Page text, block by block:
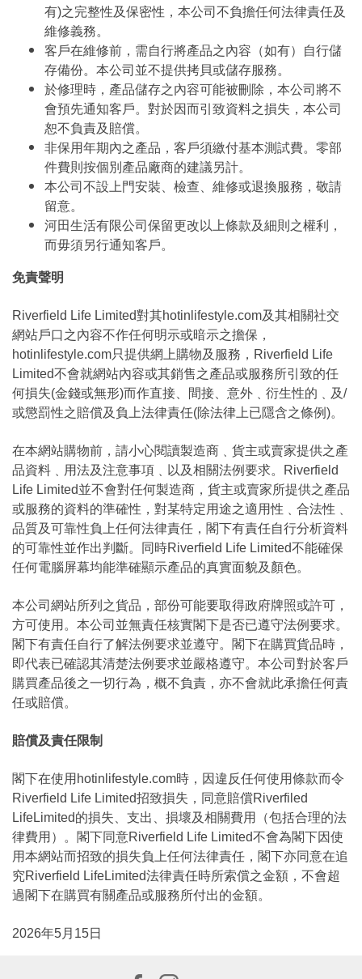
有)之完整性及保密性，本公司不負擔任何法律責任及
維修義務。
客戶在維修前，需自行將產品之內容（如有）自行儲
存備份。本公司並不提供拷貝或儲存服務。
於修理時，產品儲存之內容可能被刪除，本公司將不
會預先通知客戶。對於因而引致資料之損失，本公司
恕不負責及賠償。
非保用年期內之產品，客戶須繳付基本測試費。零部
件費則按個別產品廠商的建議另計。
本公司不設上門安裝、檢查、維修或退換服務，敬請
留意。
河田生活有限公司保留更改以上條款及細則之權利，
而毋須另行通知客戶。
免責聲明
Riverfield Life Limited對其hotinlifestyle.com及其相關社交
網站戶口之內容不作任何明示或暗示之擔保，
hotinlifestyle.com只提供網上購物及服務，Riverfield Life
Limited不會就網站內容或其銷售之產品或服務所引致的任
何損失(金錢或無形)而作直接、間接、意外﹑衍生性的﹑及/
或懲罰性之賠償及負上法律責任(除法律上已隱含之條例)。
在本網站購物前，請小心閱讀製造商﹑貨主或賣家提供之產
品資料﹑用法及注意事項﹑以及相關法例要求。Riverfield
Life Limited並不會對任何製造商，貨主或賣家所提供之產品
或服務的資料的準確性，對某特定用途之適用性﹑合法性﹑
品質及可靠性負上任何法律責任，閣下有責任自行分析資料
的可靠性並作出判斷。同時Riverfield Life Limited不能確保
任何電腦屏幕均能準確顯示產品的真實面貌及顏色。
本公司網站所列之貨品，部份可能要取得政府牌照或許可，
方可使用。本公司並無責任核實閣下是否已遵守法例要求。
閣下有責任自行了解法例要求並遵守。閣下在購買貨品時，
即代表已確認其清楚法例要求並嚴格遵守。本公司對於客戶
購買產品後之一切行為，概不負責，亦不會就此承擔任何責
任或賠償。
賠償及責任限制
閣下在使用hotinlifestyle.com時，因違反任何使用條款而令
Riverfield Life Limited招致損失，同意賠償Riverfiled
LifeLimited的損失、支出、損壞及相關費用（包括合理的法
律費用）。閣下同意Riverfield Life Limited不會為閣下因使
用本網站而招致的損失負上任何法律責任，閣下亦同意在追
究Riverfield LifeLimited法律責任時所索償之金額，不會超
過閣下在購買有關產品或服務所付出的金額。
2026年5月15日